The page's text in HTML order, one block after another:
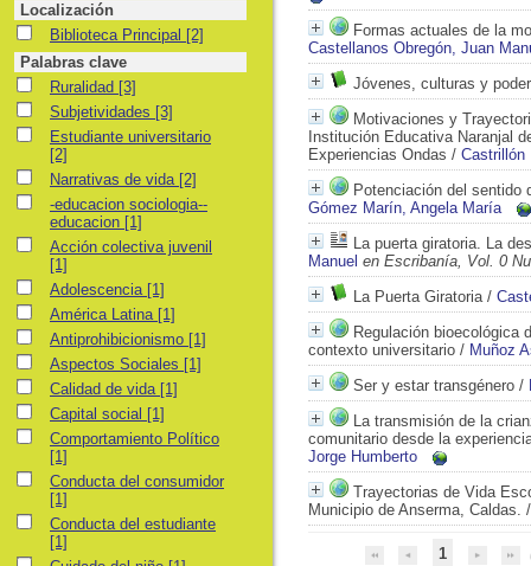
Formas actuales de la
Castellanos Obregón, Juan
Jóvenes, culturas y
Motivaciones y
Institución Educativa Naranjal
Experiencias Ondas / Castrillón
Potenciación del sentido
Gómez Marín, Angela María
La puerta giratoria. La
Manuel en Escribanía, Vol. 0
La Puerta Giratoria/
Regulación bioecológica
contexto universitario / Muñoz
Ser y estar transgénero /
La transmisión de la
comunitario desde la
Jorge Humberto
Trayectorias de Vida
Municipio de Anserma, Caldas.
1
Localización
Biblioteca Principal
Biblioteca Principal [2]
Palabras clave
RuralidadRuralidad [3]
Subjetividades
Subjetividades [3]
Estudiante universitario
Estudiante universitario
[2]
Narrativas de vida
Narrativas de vida [2]
-educacion sociologia--educacion
-educacion sociologia--
educacion [1]
Acción colectiva juvenil
Acción colectiva juvenil
[1]
Adolescencia
Adolescencia [1]
América Latina
América Latina [1]
Antiprohibicionismo
Antiprohibicionismo [1]
Aspectos Sociales
Aspectos Sociales [1]
Calidad de vida
Calidad de vida [1]
Capital social
Capital social [1]
Comportamiento Político
Comportamiento Político
[1]
Conducta del consumidor
Conducta del consumidor
[1]
Conducta del estudiante
Conducta del estudiante
[1]